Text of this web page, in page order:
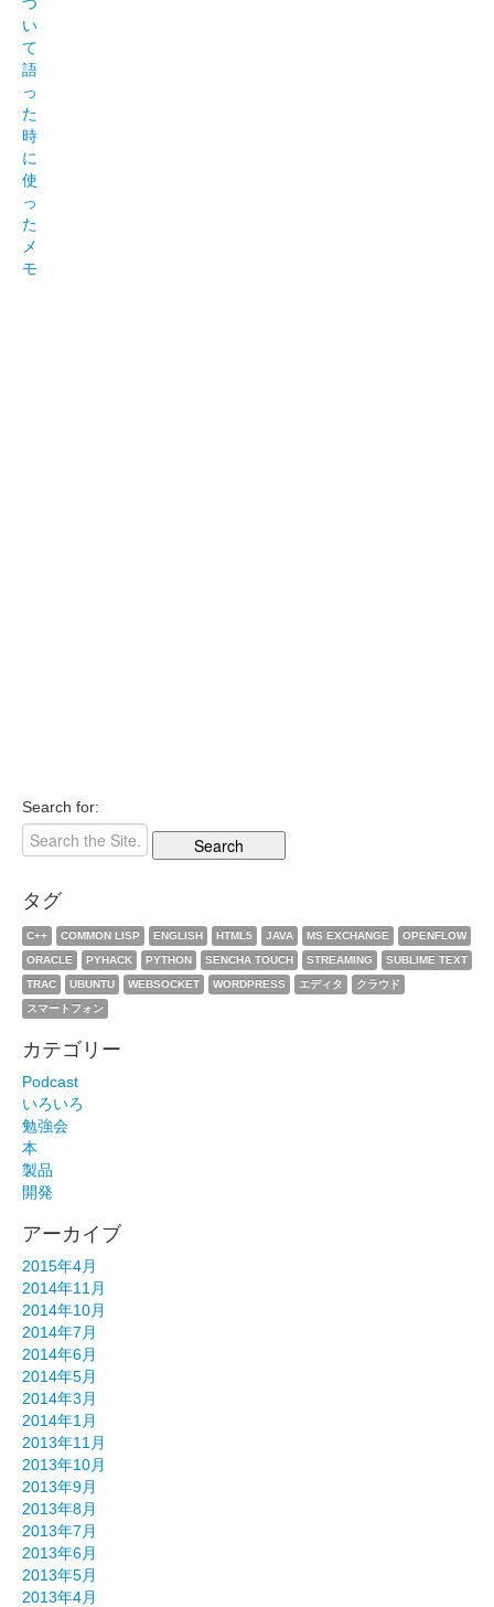
Search for:
タグ
C++ COMMON LISP ENGLISH HTML5 JAVA MS EXCHANGE
OPENFLOW
ORACLE
PYHACK PYTHON SENCHA TOUCH STREAMING
SUBLIME TEXT
TRAC
UBUNTU WEBSOCKET WORDPRESS エディタ
クラウド
スマートフォン
カテゴリー
Podcast
いろいろ
勉強会
本
製品
開発
アーカイブ
2015年4月
2014年11月
2014年10月
2014年7月
2014年6月
2014年5月
2014年3月
2014年1月
2013年11月
2013年10月
2013年9月
2013年8月
2013年7月
2013年6月
2013年5月
2013年4月